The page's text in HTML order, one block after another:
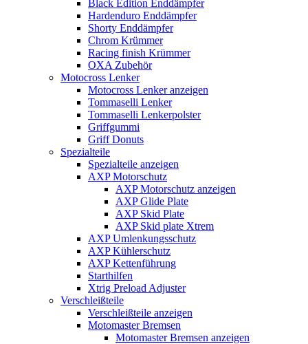
Black Edition Enddämpfer
Hardenduro Enddämpfer
Shorty Enddämpfer
Chrom Krümmer
Racing finish Krümmer
OXA Zubehör
Motocross Lenker
Motocross Lenker anzeigen
Tommaselli Lenker
Tommaselli Lenkerpolster
Griffgummi
Griff Donuts
Spezialteile
Spezialteile anzeigen
AXP Motorschutz
AXP Motorschutz anzeigen
AXP Glide Plate
AXP Skid Plate
AXP Skid plate Xtrem
AXP Umlenkungsschutz
AXP Kühlerschutz
AXP Kettenführung
Starthilfen
Xtrig Preload Adjuster
Verschleißteile
Verschleißteile anzeigen
Motomaster Bremsen
Motomaster Bremsen anzeigen